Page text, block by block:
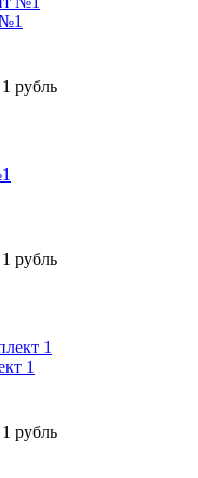
рубль
рубль
1
рубль